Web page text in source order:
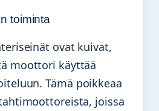
toiminta
ovat kuivat,
moottori käyttää
Tämä poikkeaa
joissa